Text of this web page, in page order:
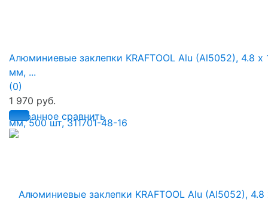
избранное сравнить
Алюминиевые заклепки KRAFTOOL Alu (Al5052), 4.8 х
мм, ...
(0)
1 970 руб.